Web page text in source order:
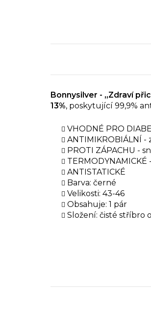
Bonnysilver - „Zdraví
13%, poskytující 99,9%
VHODNÉ PRO
ANTIMIKROBIÁLNÍ
PROTI ZÁPACHU -
ANTISTATICKÉ
Barva: černé
Velikosti: 43-46
Obsahuje:
Složení: čisté stříbro